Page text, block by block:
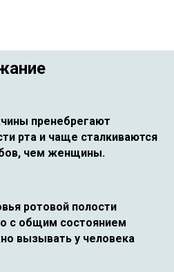
пренебрегают
рта и чаще сталкиваются
чем женщины.
ротовой полости
с общим состоянием
вызывать у человека